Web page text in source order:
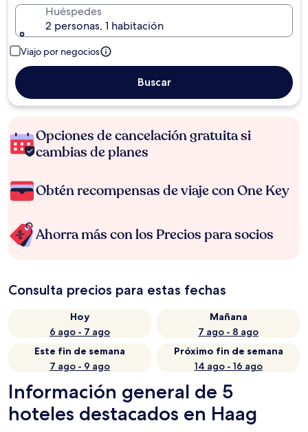
Huéspedes
2 personas, 1 habitación
Viajo por negocios
Buscar
Opciones de cancelación gratuita si
cambias de planes
Obtén recompensas de viaje con One Key
Ahorra más con los Precios para socios
Consulta precios para estas fechas
Hoy
6 ago - 7 ago
Mañana
7 ago - 8 ago
Este fin de semana
7 ago - 9 ago
Próximo fin de semana
14 ago - 16 ago
Información general de 5
hoteles destacados en Haag